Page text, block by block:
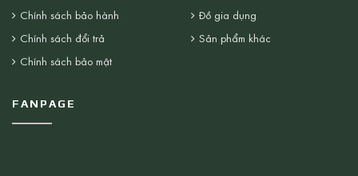
Chính sách bảo hành
Chính sách đổi trả
Chính sách bảo mật
Đồ gia dụng
Sản phẩm khác
FANPAGE